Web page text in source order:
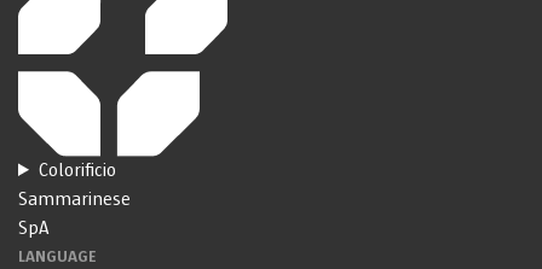
Colorificio
Sammarinese
SpA
LANGUAGE